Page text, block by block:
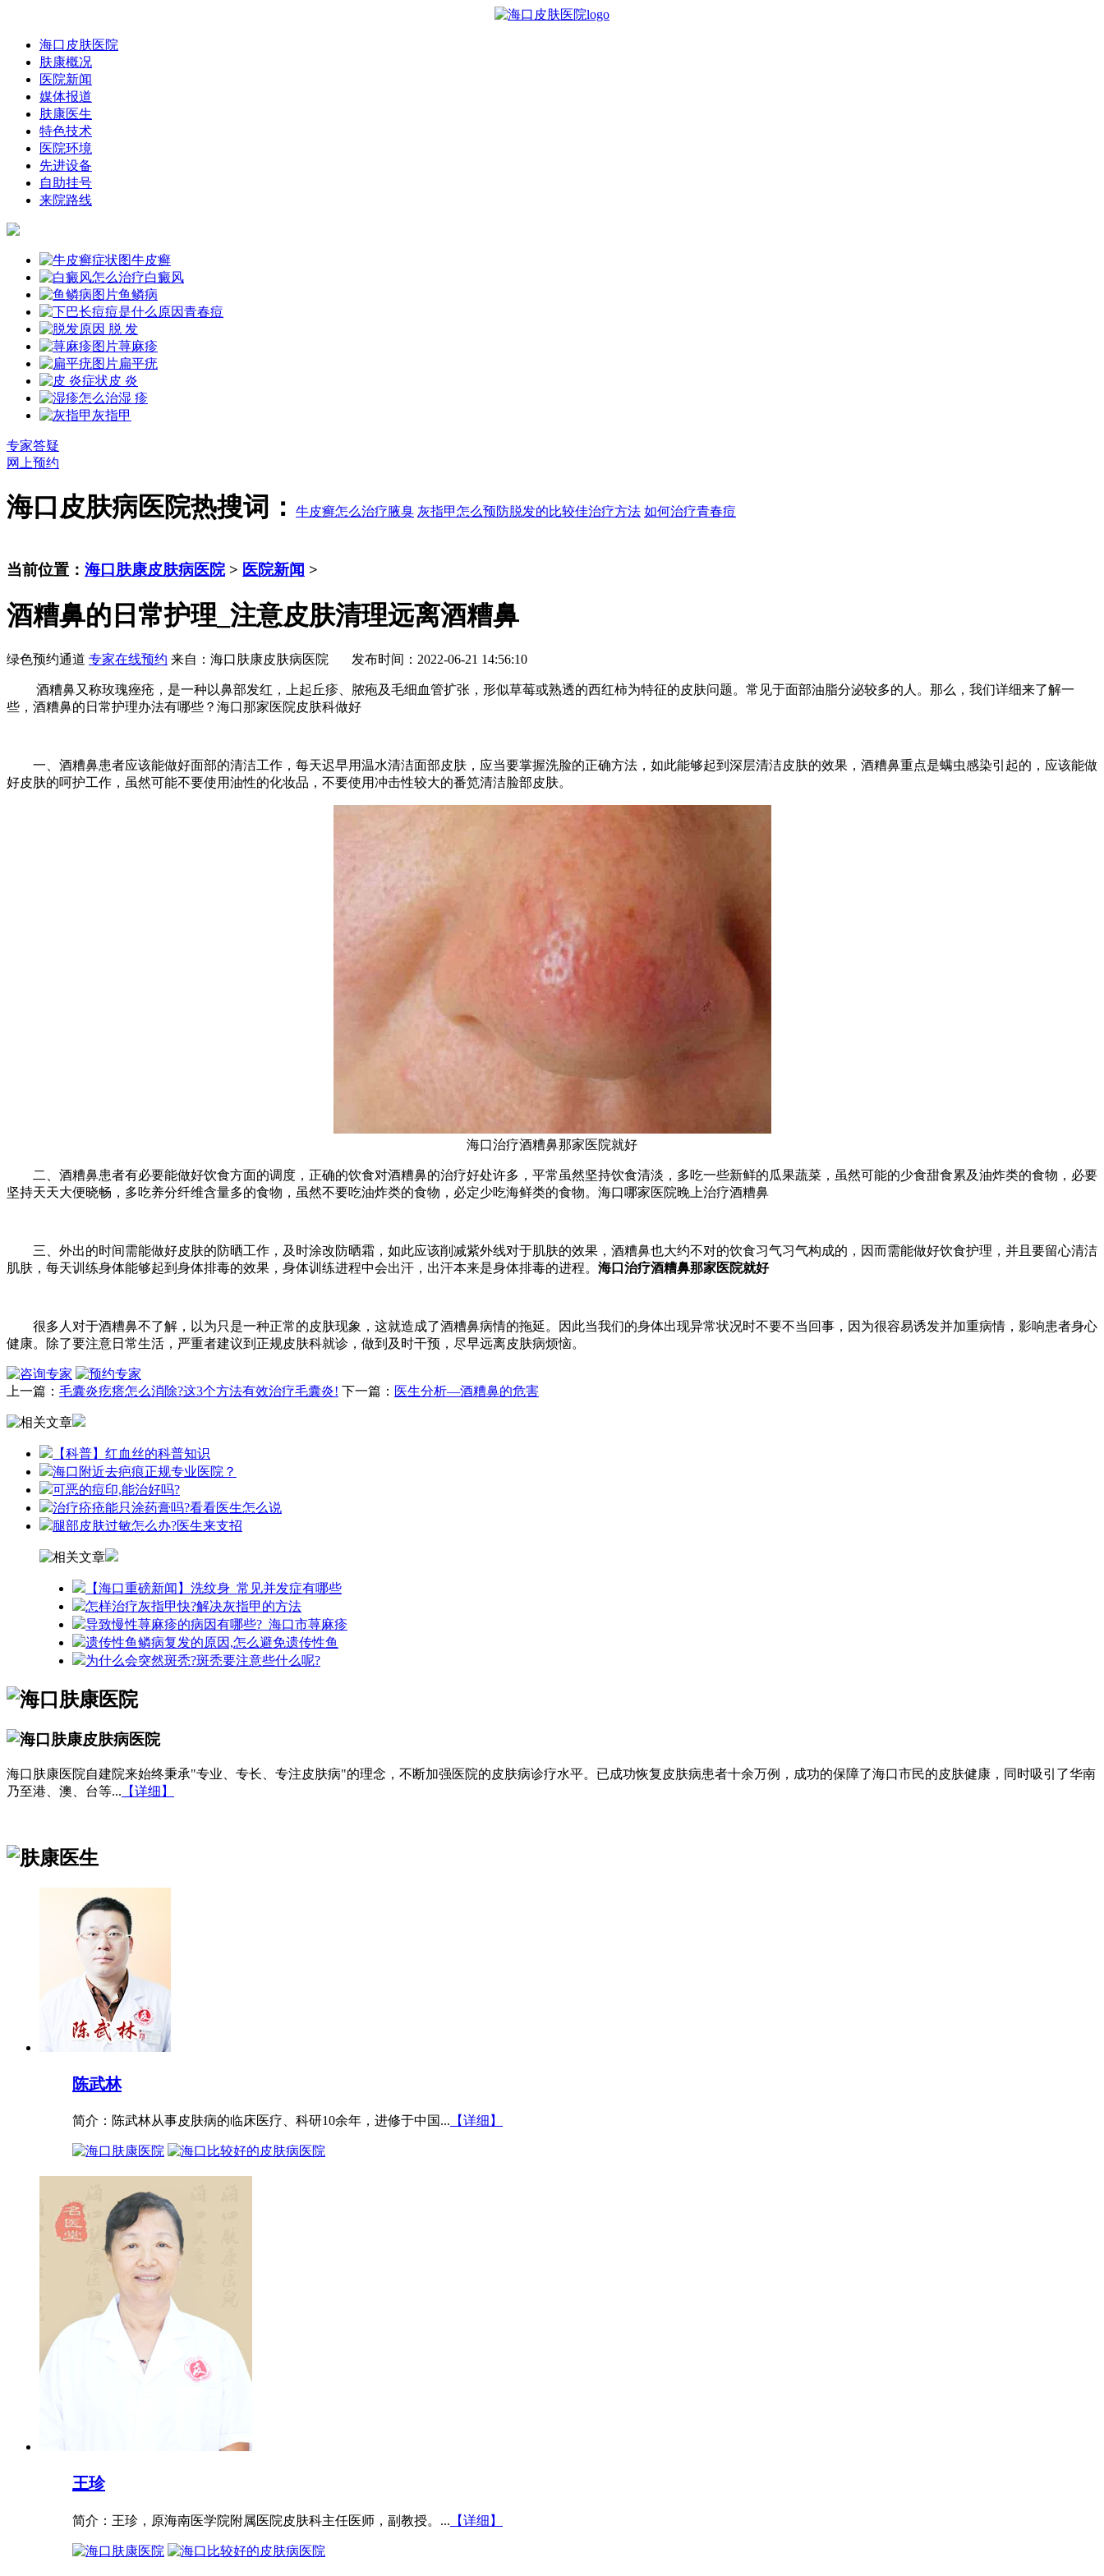
海口皮肤医院
肤康概况
医院新闻
媒体报道
肤康医生
特色技术
医院环境
先进设备
自助挂号
来院路线
牛皮癣
白癜风
鱼鳞病
青春痘
脱 发
荨麻疹
扁平疣
皮 炎
湿 疹
灰指甲
专家答疑
网上预约
海口皮肤病医院热搜词： 牛皮癣怎么治疗腋臭 灰指甲怎么预防脱发的比较佳治疗方法 如何治疗青春痘
当前位置： 海口肤康皮肤病医院> 医院新闻 >
酒糟鼻的日常护理_注意皮肤清理远离酒糟鼻
绿色预约通道 专家在线预约 来自：海口肤康皮肤病医院 发布时间：2022-06-21 14:56:10
酒糟鼻又称玫瑰痤疮，是一种以鼻部发红，上起丘疹、脓疱及毛细血管扩张，形似草莓或熟透的西红柿为特征的皮肤问题。常见于面部油脂分泌较多的人。那么，我们详细来了解一
些，酒糟鼻的日常护理办法有哪些？海口那家医院皮肤科做好
一、酒糟鼻患者应该能做好面部的清洁工作，每天迟早用温水清洁面部皮肤，应当要掌握洗脸的正确方法，如此能够起到深层清洁皮肤的效果，酒糟鼻重点是螨虫感染引起的，应该能做
好皮肤的呵护工作，虽然可能不要使用油性的化妆品，不要使用冲击性较大的番笕清洁脸部皮肤。
海口治疗酒糟鼻那家医院就好
二、酒糟鼻患者有必要能做好饮食方面的调度，正确的饮食对酒糟鼻的治疗好处许多，平常虽然坚持饮食清淡，多吃一些新鲜的瓜果蔬菜，虽然可能的少食甜食累及油炸类的食物，必要
坚持天天大便晓畅，多吃养分纤维含量多的食物，虽然不要吃油炸类的食物，必定少吃海鲜类的食物。海口哪家医院晚上治疗酒糟鼻
三、外出的时间需能做好皮肤的防晒工作，及时涂改防晒霜，如此应该削减紫外线对于肌肤的效果，酒糟鼻也大约不对的饮食习气习气构成的，因而需能做好饮食护理，并且要留心清洁
肌肤，每天训练身体能够起到身体排毒的效果，身体训练进程中会出汗，出汗本来是身体排毒的进程。 海口治疗酒糟鼻那家医院就好
很多人对于酒糟鼻不了解，以为只是一种正常的皮肤现象，这就造成了酒糟鼻病情的拖延。因此当我们的身体出现异常状况时不要不当回事，因为很容易诱发并加重病情，影响患者身心
健康。除了要注意日常生活，严重者建议到正规皮肤科就诊，做到及时干预，尽早远离皮肤病烦恼。
上一篇： 毛囊炎疙瘩怎么消除?这3个方法有效治疗毛囊炎! 下一篇： 医生分析—酒糟鼻的危害
【科普】红血丝的科普知识
海口附近去疤痕正规专业医院？
可恶的痘印,能治好吗?
治疗疥疮能只涂药膏吗?看看医生怎么说
腿部皮肤过敏怎么办?医生来支招
【海口重磅新闻】洗纹身_常见并发症有哪些
怎样治疗灰指甲快?解决灰指甲的方法
导致慢性荨麻疹的病因有哪些?_海口市荨麻疹
遗传性鱼鳞病复发的原因,怎么避免遗传性鱼
为什么会突然斑秃?斑秃要注意些什么呢?
海口肤康医院自建院来始终秉承"专业、专长、专注皮肤病"的理念，不断加强医院的皮肤病诊疗水平。已成功恢复皮肤病患者十余万例，成功的保障了海口市民的皮肤健康，同时吸引了华南
乃至港、澳、台等... 【详细】
陈武林
简介：陈武林从事皮肤病的临床医疗、科研10余年，进修于中国... 【详细】
王珍
简介：王珍，原海南医学院附属医院皮肤科主任医师，副教授。... 【详细】